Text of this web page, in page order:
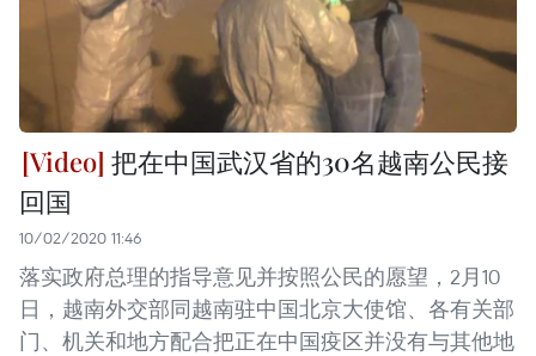
把在中国武汉省的30名越南公民接
回国
10/02/2020 11:46
落实政府总理的指导意见并按照公民的愿望，2月10
日，越南外交部同越南驻中国北京大使馆、各有关部
门、机关和地方配合把正在中国疫区并没有与其他地